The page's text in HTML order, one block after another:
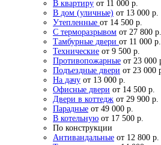
В квартиру от 11 000 р.
В дом (уличные) от 13 000 р.
Утепленные от 14 500 р.
С терморазрывом от 27 800 р.
Тамбурные двери от 11 000 р.
Технические от 9 500 р.
Противопожарные от 23 000
Подъездные двери от 23 000
На дачу от 13 000 р.
Офисные двери от 14 500 р.
Двери в коттедж от 29 900 р.
Парадные от 49 000 р.
В котельную от 17 500 р.
По конструкции
Антивандальные от 12 800 р.